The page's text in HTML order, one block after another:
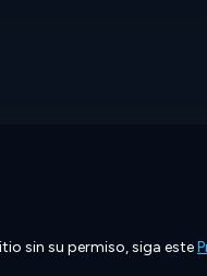
sin su permiso, siga este